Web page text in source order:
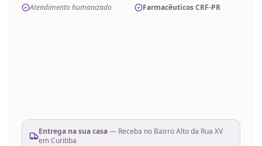
Atendimento humanizado
Farmacêuticos CRF-PR
Entrega na sua casa— Receba no Bairro Alto da Rua XV
em Curitiba